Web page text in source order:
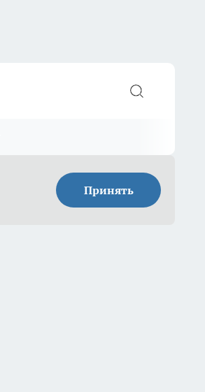
Принять